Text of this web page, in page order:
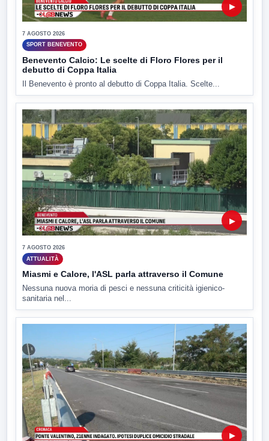
▶
7 AGOSTO 2026
SPORT BENEVENTO
Benevento Calcio: Le scelte di Floro Flores per il
debutto di Coppa Italia
Il Benevento è pronto al debutto di Coppa Italia. Scelte...
▶
7 AGOSTO 2026
ATTUALITÀ
Miasmi e Calore, l'ASL parla attraverso il Comune
Nessuna nuova moria di pesci e nessuna criticità igienico-
sanitaria nel...
▶